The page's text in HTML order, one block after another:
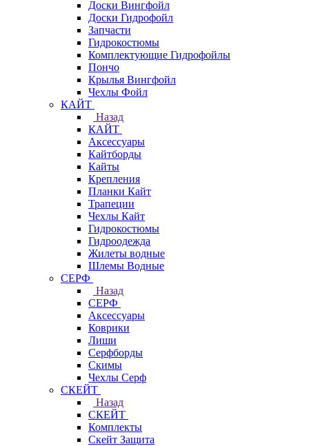
Доски Вингфойл
Доски Гидрофойл
Запчасти
Гидрокостюмы
Комплектующие Гидрофойлы
Пончо
Крылья Вингфойл
Чехлы Фойл
КАЙТ
Назад
КАЙТ
Аксессуары
Кайтборды
Кайты
Крепления
Планки Кайт
Трапеции
Чехлы Кайт
Гидрокостюмы
Гидроодежда
Жилеты водные
Шлемы Водные
СЕРФ
Назад
СЕРФ
Аксессуары
Коврики
Лиши
Серфборды
Скимы
Чехлы Cерф
СКЕЙТ
Назад
СКЕЙТ
Комплекты
Скейт Защита